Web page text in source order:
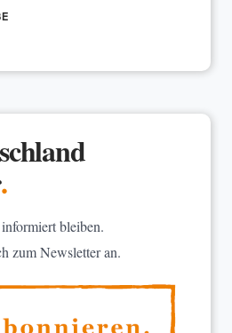
.
bleiben.
zum Newsletter an.